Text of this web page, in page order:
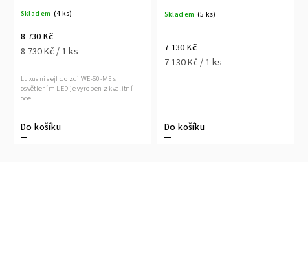
Skladem (4 ks)
8 730 Kč
8 730 Kč / 1 ks
Do košíku
Luxusní sejf do zdi WE-60-ME s
osvětlením LED je vyroben z kvalitní
oceli.
Skladem (5 ks)
7 130 Kč
7 130 Kč / 1 ks
Do košíku